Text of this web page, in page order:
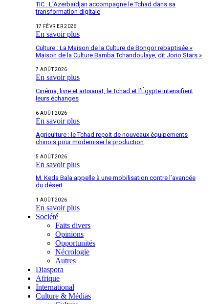
TIC : L’Azerbaïdjan accompagne le Tchad dans sa
transformation digitale
17 FÉVRIER 2026
En savoir plus
Culture : La Maison de la Culture de Bongor rebaptisée «
Maison de la Culture Bamba Tchandoulaye, dit Jorio Stars »
7 AOÛT 2026
En savoir plus
Cinéma, livre et artisanat, le Tchad et l’Égypte intensifient
leurs échanges
6 AOÛT 2026
En savoir plus
Agriculture : le Tchad reçoit de nouveaux équipements
chinois pour moderniser la production
5 AOÛT 2026
En savoir plus
M. Keda Bala appelle à une mobilisation contre l’avancée
du désert
1 AOÛT 2026
En savoir plus
Société
Faits divers
Opinions
Opportunités
Nécrologie
Autres
Diaspora
Afrique
International
Culture & Médias